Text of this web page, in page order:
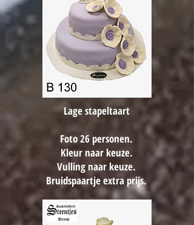
Lage stapeltaart
Foto 26 personen.
Kleur naar keuze.
Vulling naar keuze.
Bruidspaartje extra prijs.